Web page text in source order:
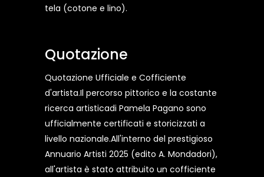
tela (cotone e lino).
Quotazione
Quotazione Ufficiale e Cofficiente
d'artista.Il percorso pittorico e la costante
ricerca artisticadi Pamela Pagano sono
ufficialmente certificati e storicizzati a
livello nazionale.All'interno del prestigioso
Annuario Artisti 2025 (edito A. Mondadori),
all'artista è stato attribuito un cofficiente